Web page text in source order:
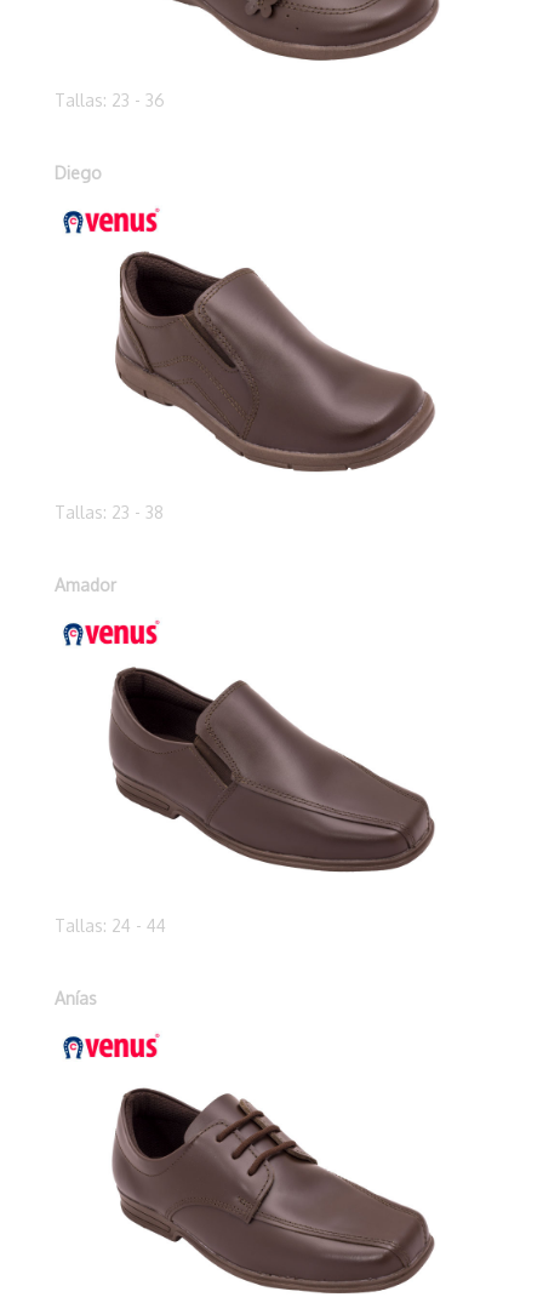
Tallas: 23 - 36
Diego
Tallas: 23 - 38
Amador
Tallas: 24 - 44
Anías